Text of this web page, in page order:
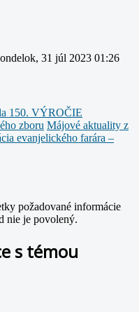
31 júl 2023 01:26
150. VÝROČIE
zboru Májové aktuality z
evanjelického farára –
požadované informácie
nie je povolený.
s témou